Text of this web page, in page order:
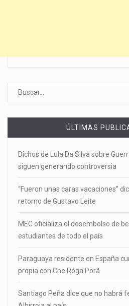
ÚLTIMAS
Dichos de Lula Da Silva sobre
siguen generando controversia
“Fueron unas caras vacaciones”
retorno de Gustavo Leite
MEC oficializa el desembolso de
estudiantes de todo el país
Paraguaya residente en España
propia con Che Róga Porã
Santiago Peña dice que no habrá